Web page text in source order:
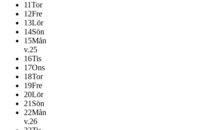
11Tor
12Fre
13Lör
14Sön
15Mån
v.25
16Tis
17Ons
18Tor
19Fre
20Lör
21 Sön
22Mån
v.26